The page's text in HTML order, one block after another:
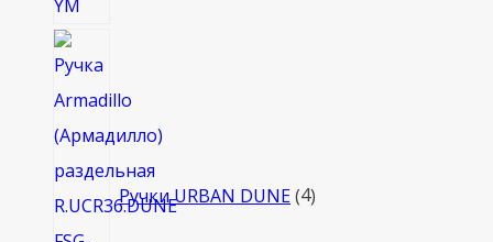
Ручки URBAN DUNE 4